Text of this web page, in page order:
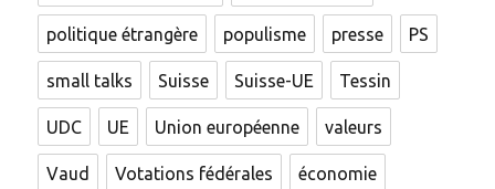
politique étrangère populisme presse PS
small talks Suisse Suisse-UE Tessin
UDC UE Union européenne valeurs
Vaud Votations fédérales économie